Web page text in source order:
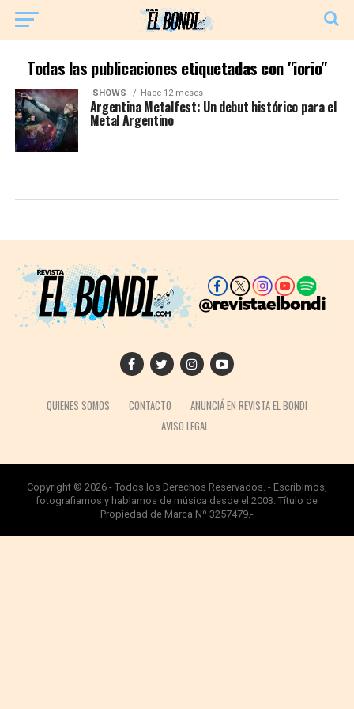
Todas las publicaciones etiquetadas con "iorio"
·SHOWS· Hace 12 meses
Argentina Metalfest: Un debut histórico para el
Metal Argentino
QUIENES SOMOS CONTACTO
ANUNCIÁ EN REVISTA EL BONDI
AVISO LEGAL
Copyright © 2026 - Todos los Derechos Reservados. - Escribimos,
fotografiamos y hablamos de música desde el 2003. Título de
Propiedad de Marca Nº 3257479.-